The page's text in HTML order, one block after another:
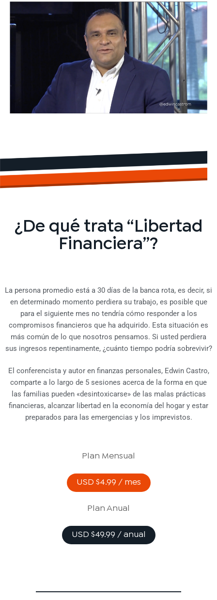
¿De qué trata “Libertad
Financiera”?
La persona promedio está a 30 días de la banca rota, es decir, si
en determinado momento perdiera su trabajo, es posible que
para el siguiente mes no tendría cómo responder a los
compromisos financieros que ha adquirido. Esta situación es
más común de lo que nosotros pensamos. Si usted perdiera
sus ingresos repentinamente, ¿cuánto tiempo podría sobrevivir?
El conferencista y autor en finanzas personales, Edwin Castro,
comparte a lo largo de 5 sesiones acerca de la forma en que
las familias pueden «desintoxicarse» de las malas prácticas
financieras, alcanzar libertad en la economía del hogar y estar
preparados para las emergencias y los imprevistos.
Plan Mensual
USD $4.99 / mes
Plan Anual
USD $49.99 / anual